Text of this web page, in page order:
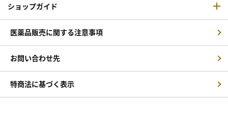
ショップガイド
医薬品販売に関する注意事項
お問い合わせ先
特商法に基づく表示